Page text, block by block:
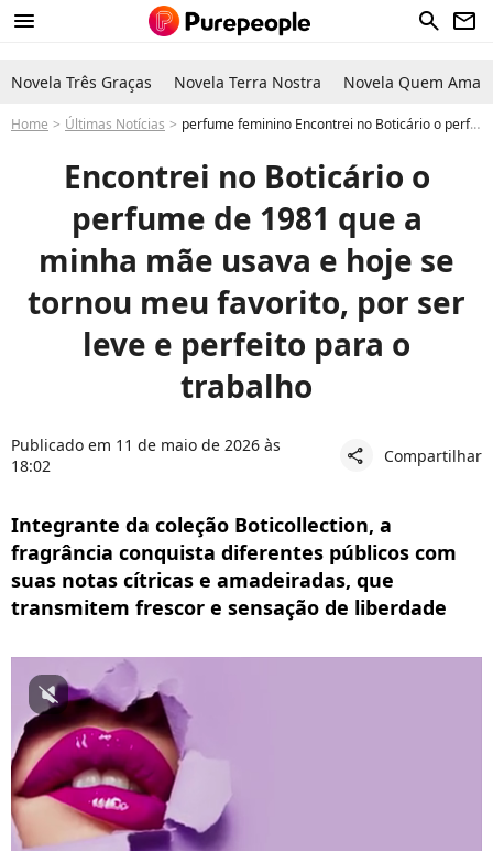
menu search newsletter
Novela Três Graças Novela Terra Nostra Novela Quem Ama
Home Últimas Notícias perfume feminino Encontrei no Boticário o perfume de 1981 que a minha mãe usava e hoje se tornou meu favorito, por ser leve e perfeito para o trabalho
Encontrei no Boticário o
perfume de 1981 que a
minha mãe usava e hoje se
tornou meu favorito, por ser
leve e perfeito para o
trabalho
Publicado em 11 de maio de 2026 às
18:02
share Compartilhar
Integrante da coleção Boticollection, a
fragrância conquista diferentes públicos com
suas notas cítricas e amadeiradas, que
transmitem frescor e sensação de liberdade